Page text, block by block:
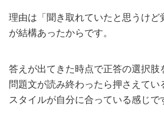
理由は「聞き取れていたと思うけど
が結構あったからです。
答えが出てきた時点で正答の選択肢
問題文が読み終わったら押さえてい
スタイルが自分に合っている感じで